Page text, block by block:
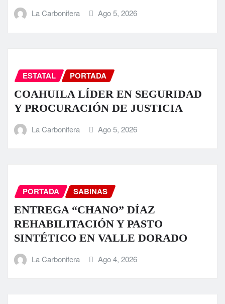
La Carbonifera Ago 5, 2026
ESTATAL PORTADA
COAHUILA LÍDER EN SEGURIDAD
Y PROCURACIÓN DE JUSTICIA
La Carbonifera Ago 5, 2026
PORTADA SABINAS
ENTREGA “CHANO” DÍAZ
REHABILITACIÓN Y PASTO
SINTÉTICO EN VALLE DORADO
La Carbonifera Ago 4, 2026